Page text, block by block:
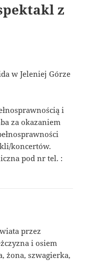
z
w Jeleniej Górze
i
za okazaniem
koncertów.
pod nr tel. :
przez
i osiem
żona, szwagierka,